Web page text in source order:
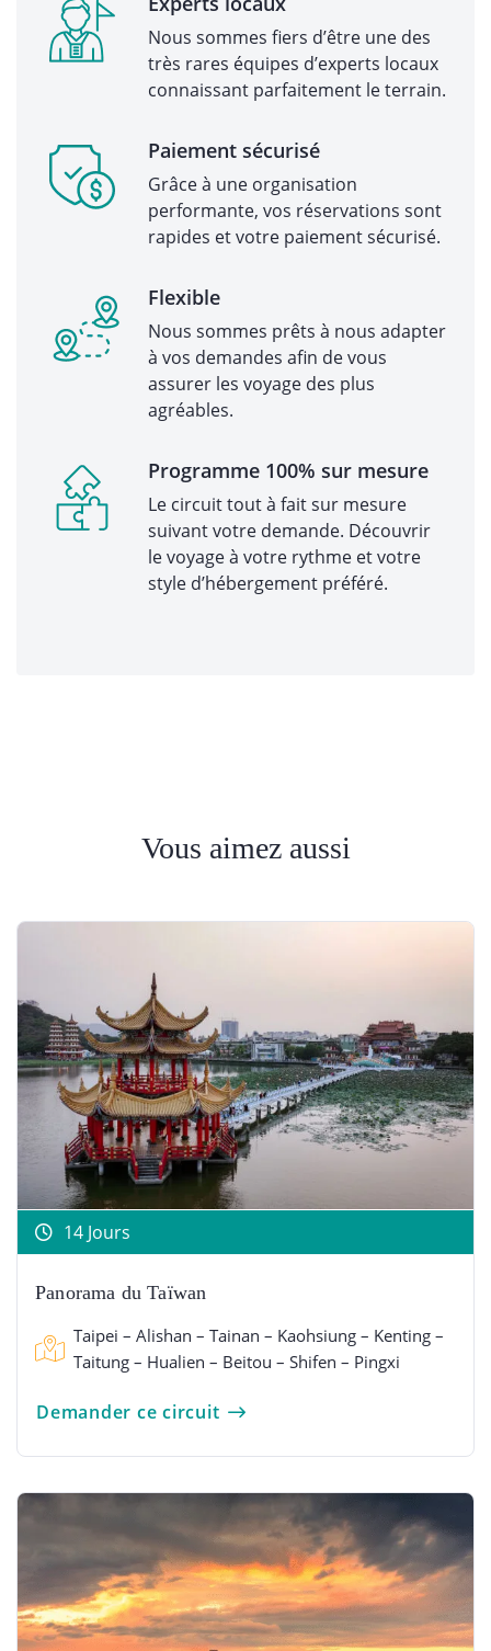
Nous sommes fiers d’être une des
très rares équipes d’experts locaux
connaissant parfaitement le terrain.
Paiement sécurisé
Grâce à une organisation
performante, vos réservations sont
rapides et votre paiement sécurisé.
Flexible
Nous sommes prêts à nous adapter
à vos demandes afin de vous
assurer les voyage des plus
agréables.
Programme 100% sur mesure
Le circuit tout à fait sur mesure
suivant votre demande. Découvrir
le voyage à votre rythme et votre
style d’hébergement préféré.
Vous aimez aussi
14 Jours
Panorama du Taïwan
Taipei – Alishan – Tainan – Kaohsiung – Kenting –
Taitung – Hualien – Beitou – Shifen – Pingxi
Demander ce circuit